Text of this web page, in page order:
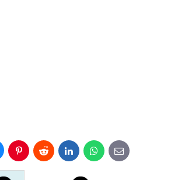
PinterestReddit LinkedInWhatsApp
E-
mail